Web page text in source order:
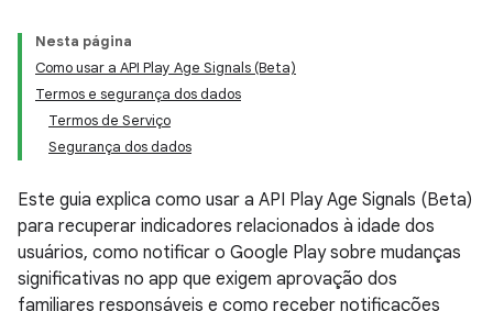
Nesta página
Como usar a API Play Age Signals (Beta)
Termos e segurança dos dados
Termos de Serviço
Segurança dos dados
Este guia explica como usar a API Play Age Signals (Beta)
para recuperar indicadores relacionados à idade dos
usuários, como notificar o Google Play sobre mudanças
significativas no app que exigem aprovação dos
familiares responsáveis e como receber notificações